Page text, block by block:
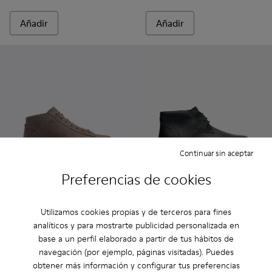
Preferencias de cookies
Utilizamos cookies propias y de terceros para fines
analíticos y para mostrarte publicidad personalizada en
base a un perfil elaborado a partir de tus hábitos de
navegación (por ejemplo, páginas visitadas). Puedes
obtener más información y configurar tus preferencias
Continuar sin aceptar
Añadir Añadir
Añadir Añadir